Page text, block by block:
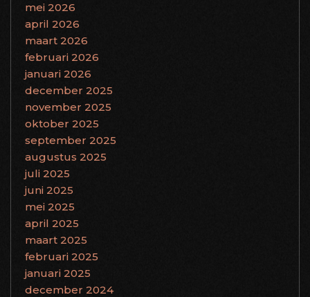
mei 2026
april 2026
maart 2026
februari 2026
januari 2026
december 2025
november 2025
oktober 2025
september 2025
augustus 2025
juli 2025
juni 2025
mei 2025
april 2025
maart 2025
februari 2025
januari 2025
december 2024